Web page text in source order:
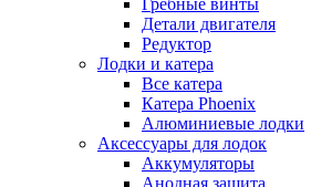
Гребные винты
Детали двигателя
Редуктор
Лодки и катера
Все катера
Катера Phoenix
Алюминиевые лодки
Аксессуары для лодок
Аккумуляторы
Анодная защита